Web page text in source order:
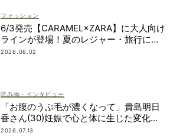
ファッション
6/3発売【CARAMEL×ZARA】に大人向け
ラインが登場！夏のレジャー・旅行にも
おすすめ
2026.06.02
読み物・インタビュー
「お腹のうぶ毛が濃くなって」貴島明日
香さん(30)妊娠で心と体に生じた変化も
「愛しいです」
2026.07.13